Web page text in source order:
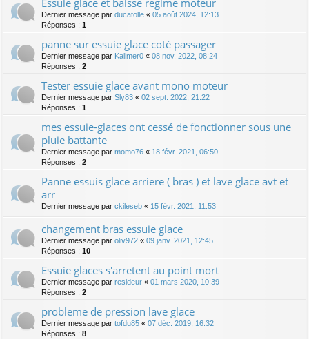
Essuie glace et baisse regime moteur
Dernier message par ducatolle « 05 août 2024, 12:13
Réponses : 1
panne sur essuie glace coté passager
Dernier message par Kalimer0 « 08 nov. 2022, 08:24
Réponses : 2
Tester essuie glace avant mono moteur
Dernier message par Sly83 « 02 sept. 2022, 21:22
Réponses : 1
mes essuie-glaces ont cessé de fonctionner sous une
pluie battante
Dernier message par momo76 « 18 févr. 2021, 06:50
Réponses : 2
Panne essuis glace arriere ( bras ) et lave glace avt et
arr
Dernier message par ckileseb « 15 févr. 2021, 11:53
changement bras essuie glace
Dernier message par oliv972 « 09 janv. 2021, 12:45
Réponses : 10
Essuie glaces s'arretent au point mort
Dernier message par resideur « 01 mars 2020, 10:39
Réponses : 2
probleme de pression lave glace
Dernier message par tofdu85 « 07 déc. 2019, 16:32
Réponses : 8